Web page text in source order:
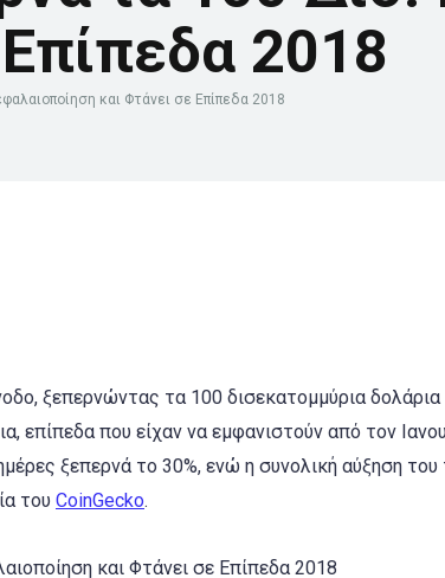
2018
και Φτάνει σε Επίπεδα 2018
ξεπερνώντας τα 100 δισεκατομμύρια
επίπεδα που είχαν να εμφανιστούν από τον
ξεπερνά το 30%, ενώ η συνολική αύξηση του
του CoinGecko.